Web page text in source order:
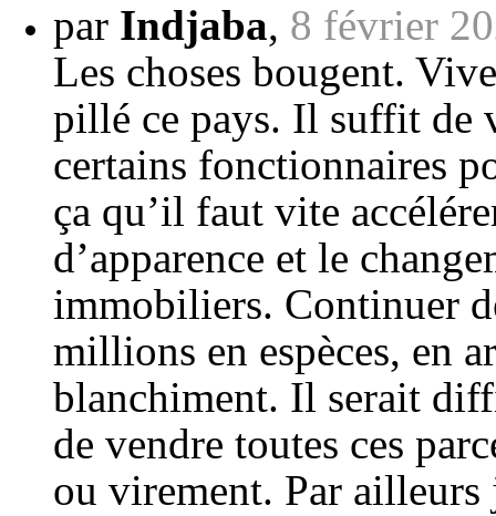
par Indjaba, 8 février
Les choses bougent.
pillé ce pays. Il suffit de
certains fonctionnaires
ça qu’il faut vite
d’apparence et le
immobiliers. Continuer
millions en espèces, en
blanchiment. Il serait
de vendre toutes ces
ou virement. Par